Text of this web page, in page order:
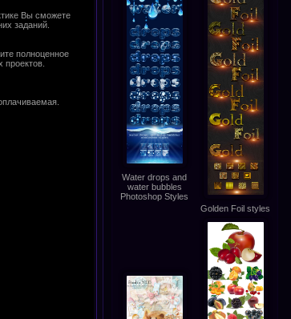
Вы сможете
заданий.
полноценное
Water drops and
water bubbles
Photoshop Styles
Golden Foil styles